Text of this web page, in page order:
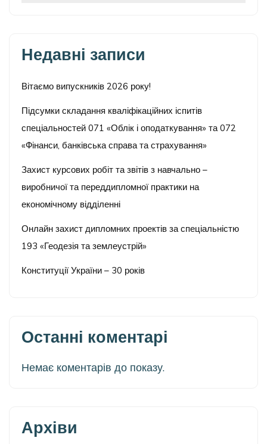
Недавні записи
Вітаємо випускників 2026 року!
Підсумки складання кваліфікаційних іспитів
спеціальностей 071 «Облік і оподаткування» та 072
«Фінанси, банківська справа та страхування»
Захист курсових робіт та звітів з навчально –
виробничої та переддипломної практики на
економічному відділенні
Онлайн захист дипломних проектів за спеціальністю
193 «Геодезія та землеустрій»
Конституції України – 30 років
Останні коментарі
Немає коментарів до показу.
Архіви